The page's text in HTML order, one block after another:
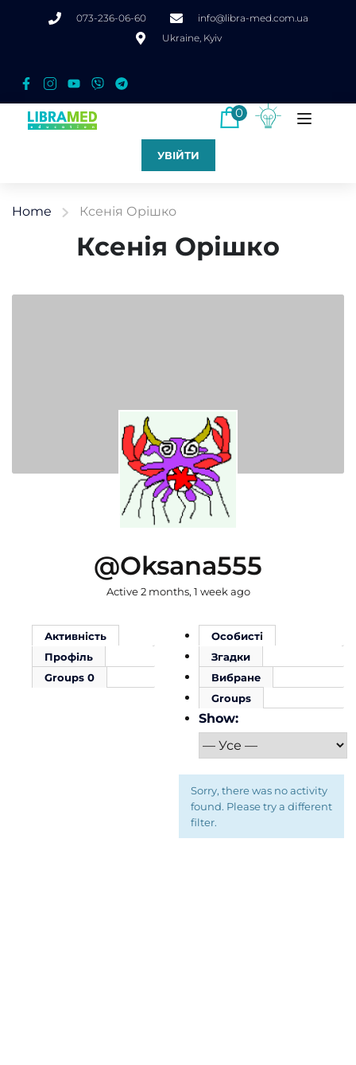
073-236-06-60
info@libra-med.com.ua
Ukraine, Kyiv
0
УВІЙТИ
Home Ксенія Орішко
Ксенія Орішко
@oksana555
Active 2 months, 1 week ago
Активність
Профіль
Groups 0
Особисті
Згадки
Вибране
Groups
Show:
Sorry, there was no activity
found. Please try a different
filter.